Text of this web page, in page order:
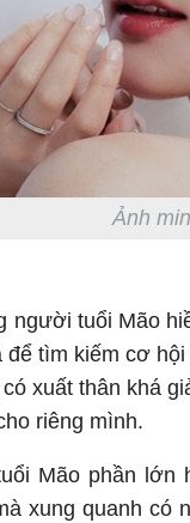
Ảnh
người tuổi Mão
để tìm kiếm cơ
xuất thân khá
riêng mình.
Mão phần lớn
xung quanh có